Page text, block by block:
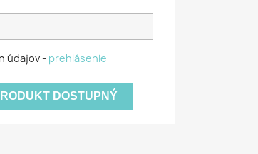
údajov - prehlásenie
DOSTUPNÝ